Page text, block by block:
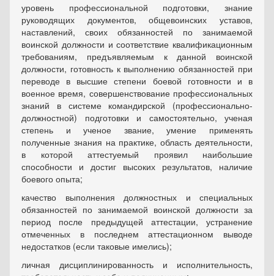
уровень профессиональной подготовки, знание
руководящих документов, общевоинских уставов,
наставлений, своих обязанностей по занимаемой
воинской должности и соответствие квалификационным
требованиям, предъявляемым к данной воинской
должности, готовность к выполнению обязанностей при
переводе в высшие степени боевой готовности и в
военное время, совершенствование профессиональных
знаний в системе командирской (профессионально-
должностной) подготовки и самостоятельно, ученая
степень и ученое звание, умение применять
полученные знания на практике, область деятельности,
в которой аттестуемый проявил наибольшие
способности и достиг высоких результатов, наличие
боевого опыта;
качество выполнения должностных и специальных
обязанностей по занимаемой воинской должности за
период после предыдущей аттестации, устранение
отмеченных в последнем аттестационном выводе
недостатков (если таковые имелись);
личная дисциплинированность и исполнительность,